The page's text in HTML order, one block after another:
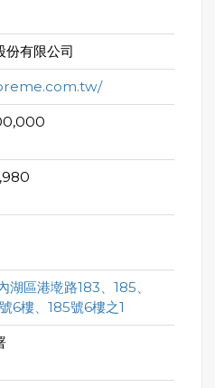
份有限公司
湖區港墘路183、185、
6樓、185號6樓之1